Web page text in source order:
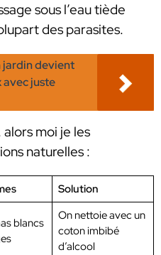
sous l’eau tiède
des parasites.
jardin devient
avec juste
alors moi je les
naturelles :
Solution
blancs
On nettoie avec un
coton imbibé
d’alcool